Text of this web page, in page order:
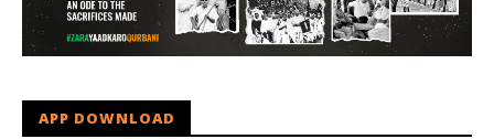
APP DOWNLOAD